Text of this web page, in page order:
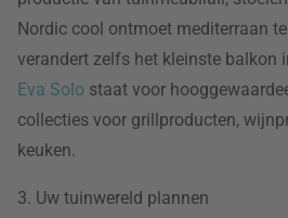
Nordic cool ontmoet mediterraan
verandert zelfs het kleinste balkon
Eva Solo staat voor
collecties voor grillproducten,
keuken.
3. Uw tuinwereld plannen